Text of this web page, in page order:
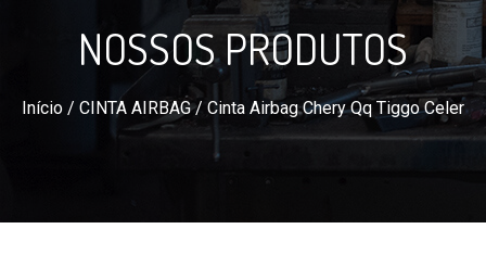
NOSSOS PRODUTOS
Início / CINTA AIRBAG/ Cinta Airbag Chery Qq Tiggo Celer